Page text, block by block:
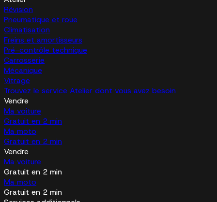
Révision
Pneumatique et roue
Climatisation
Freins et amortisseurs
Pré-contrôle technique
Carrosserie
Mécanique
Vitrage
Trouvez le service Atelier dont vous avez besoin
Vendre
Ma voiture
Gratuit en 2 min
Ma moto
Gratuit en 2 min
Vendre
Ma voiture
Gratuit en 2 min
Ma moto
Gratuit en 2 min